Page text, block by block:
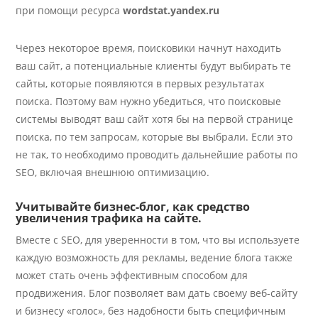
при помощи ресурсаwordstat.yandex.ru
Через некоторое время, поисковики начнут находить
ваш сайт, а потенциальные клиенты будут выбирать те
сайты, которые появляются в первых результатах
поиска. Поэтому вам нужно убедиться, что поисковые
системы выводят ваш сайт хотя бы на первой странице
поиска, по тем запросам, которые вы выбрали. Если это
не так, то необходимо проводить дальнейшие работы по
SEO, включая внешнюю оптимизацию.
Учитывайте бизнес-блог, как средство
увеличения трафика на сайте.
Вместе с SEO, для уверенности в том, что вы используете
каждую возможность для рекламы, ведение блога также
может стать очень эффективным способом для
продвижения. Блог позволяет вам дать своему веб-сайту
и бизнесу «голос», без надобности быть специфичным